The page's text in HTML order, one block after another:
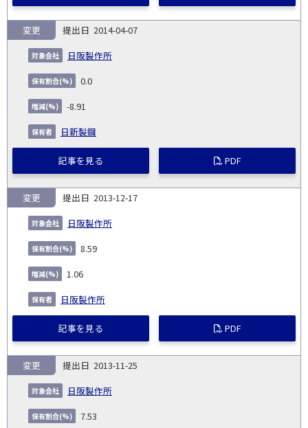
2014-04-07
日阪製作所
変更
0.0
-8.91
日新製鋼
記事を見る PDF
2013-12-17
日阪製作所
変更
8.59
1.06
日阪製作所
記事を見る PDF
2013-11-25
日阪製作所
変更
7.53